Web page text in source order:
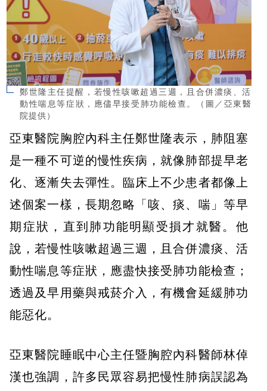
鄭世隆主任提醒，若慢性咳嗽超過三週，且合併濃痰、活
動性喘息等症狀，應儘早接受肺功能檢查。（圖／亞東醫
院提供）
亞東醫院胸腔內科主任鄭世隆表示，肺阻塞
是一種不可逆的慢性疾病，就像肺部提早老
化、逐漸失去彈性。臨床上不少患者都像上
述個案一樣，長期忽略「咳、痰、喘」等早
期症狀，直到肺功能明顯受損才就醫。他
說，若慢性咳嗽超過三週，且合併濃痰、活
動性喘息等症狀，應盡快接受肺功能檢查；
透過及早用藥與戒菸介入，有機會延緩肺功
能惡化。
亞東醫院睡眠中心主任暨胸腔內科醫師林倬
漢也強調，許多民眾容易把慢性肺病誤認為